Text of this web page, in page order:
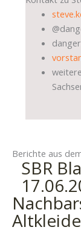
Berichte aus
SBR